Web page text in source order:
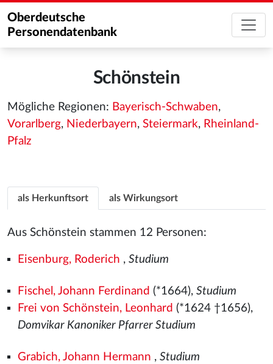
Oberdeutsche
Personendatenbank
Schönstein
Mögliche Regionen: Bayerisch-Schwaben,
Vorarlberg, Niederbayern, Steiermark, Rheinland-
Pfalz
als Herkunftsort als Wirkungsort
Aus Schönstein stammen 12 Personen:
Eisenburg, Roderich , Studium
Fischel, Johann Ferdinand (*1664), Studium
Frei von Schönstein, Leonhard (*1624 †1656),
Domvikar Kanoniker Pfarrer Studium
Grabich, Johann Hermann , Studium